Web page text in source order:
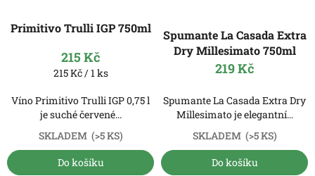
Primitivo Trulli IGP 750ml
215 Kč
Měrná
215 Kč / 1 ks
Víno Primitivo Trulli IGP 0,75 l
je suché červené...
SKLADEM (>5 KS)
Do košíku
Spumante La Casada Extra
Dry Millesimato 750ml
219 Kč
Spumante La Casada Extra Dry
Millesimato je elegantní...
SKLADEM (>5 KS)
Do košíku